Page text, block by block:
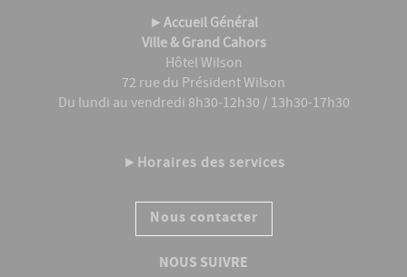
►Accueil Général
Ville & Grand Cahors
Hôtel Wilson
72 rue du Président Wilson
Du lundi au vendredi 8h30-12h30 / 13h30-17h30
► Horaires des services
Nous contacter
NOUS SUIVRE